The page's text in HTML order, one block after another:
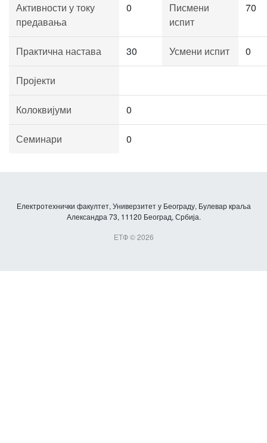
Активности у току
предавања
0
Писмени
испит
70
Практична настава 30 Усмени испит 0
Пројекти
Колоквијуми 0
Семинари 0
Електротехнички факултет, Универзитет у Београду, Булевар краља
Александра 73, 11120 Београд, Србија.
ЕТФ © 2026